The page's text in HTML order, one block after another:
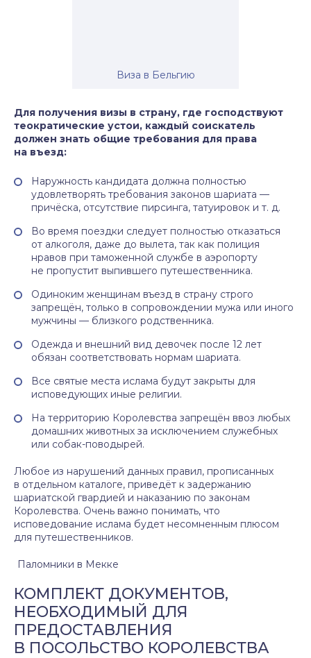
Виза в Бельгию
Для получения визы в страну, где господствуют
теократические устои, каждый соискатель
должен знать общие требования для права
на въезд:
Наружность кандидата должна полностью
удовлетворять требования законов шариата —
причёска, отсутствие пирсинга, татуировок и т. д.
Во время поездки следует полностью отказаться
от алкоголя, даже до вылета, так как полиция
нравов при таможенной службе в аэропорту
не пропустит выпившего путешественника.
Одиноким женщинам въезд в страну строго
запрещён, только в сопровождении мужа или иного
мужчины — близкого родственника.
Одежда и внешний вид девочек после 12 лет
обязан соответствовать нормам шариата.
Все святые места ислама будут закрыты для
исповедующих иные религии.
На территорию Королевства запрещён ввоз любых
домашних животных за исключением служебных
или собак-поводырей.
Любое из нарушений данных правил, прописанных
в отдельном каталоге, приведёт к задержанию
шариатской гвардией и наказанию по законам
Королевства. Очень важно понимать, что
исповедование ислама будет несомненным плюсом
для путешественников.
Паломники в Мекке
КОМПЛЕКТ ДОКУМЕНТОВ,
НЕОБХОДИМЫЙ ДЛЯ
ПРЕДОСТАВЛЕНИЯ
В ПОСОЛЬСТВО КОРОЛЕВСТВА